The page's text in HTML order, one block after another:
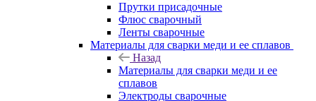
Прутки присадочные
Флюс сварочный
Ленты сварочные
Материалы для сварки меди и ее сплавов
Назад
Материалы для сварки меди и ее
сплавов
Электроды сварочные